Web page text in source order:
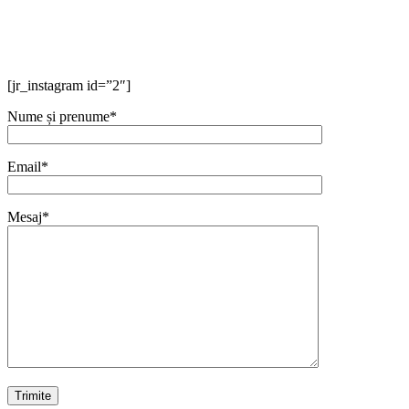
[jr_instagram id=”2″]
Nume și prenume*
Email*
Mesaj*